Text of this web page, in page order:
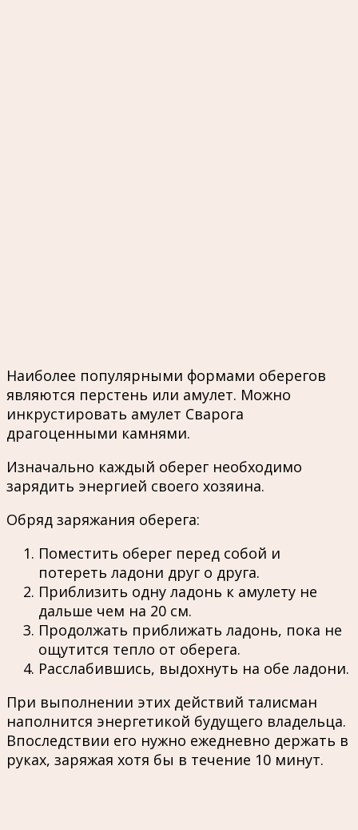
Наиболее популярными формами оберегов
являются перстень или амулет. Можно
инкрустировать амулет Сварога
драгоценными камнями.
Изначально каждый оберег необходимо
зарядить энергией своего хозяина.
Обряд заряжания оберега:
Поместить оберег перед собой и
потереть ладони друг о друга.
Приблизить одну ладонь к амулету не
дальше чем на 20 см.
Продолжать приближать ладонь, пока не
ощутится тепло от оберега.
Расслабившись, выдохнуть на обе ладони.
При выполнении этих действий талисман
наполнится энергетикой будущего владельца.
Впоследствии его нужно ежедневно держать в
руках, заряжая хотя бы в течение 10 минут.